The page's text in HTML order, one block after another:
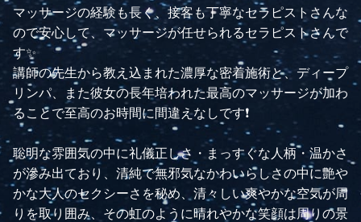
マッサージの経験も長く、接客も丁寧なセラピストさんな
ので安心して、マッサージが任せられるセラピストさんで
す✨
講師の先生から教え込まれた濃厚な密着施術と、ディープ
リンパ、また彼女の長年培われた最高のマッサージが加わ
ることで至高のお時間に間違えなしです❗
聡明な雰囲気の中に礼儀正しさ・まっすぐな人柄・温かさ
が滲み出ており、清純で無邪気なかわいらしさの中に艶や
かな大人のセクシーさを秘め、清々しい爽やかな空気が周
りを取り囲み、その虹のように晴れやかな笑顔は周りの景